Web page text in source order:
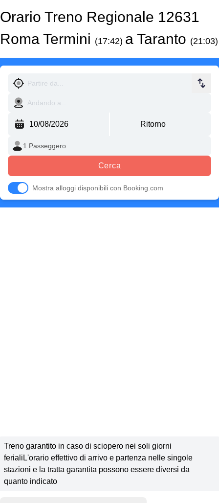
Orario Treno Regionale 12631
Roma Termini (17:42) a Taranto (21:03)
Cerca
Mostra alloggi disponibili con Booking.com
Treno garantito in caso di sciopero nei soli giorni
ferialiL'orario effettivo di arrivo e partenza nelle singole
stazioni e la tratta garantita possono essere diversi da
quanto indicato